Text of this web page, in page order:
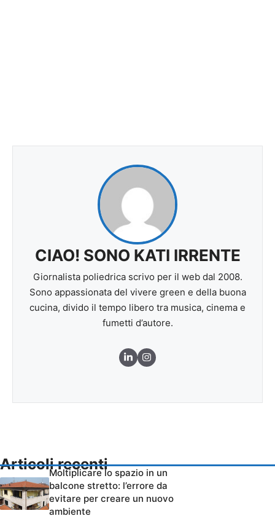
CIAO! SONO KATI IRRENTE
Giornalista poliedrica scrivo per il web dal 2008.
Sono appassionata del vivere green e della buona
cucina, divido il tempo libero tra musica, cinema e
fumetti d’autore.
Articoli recenti
Moltiplicare lo spazio in un
balcone stretto: l’errore da
evitare per creare un nuovo
ambiente